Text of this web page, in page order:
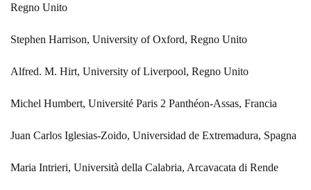
Regno Unito
Stephen Harrison, University of Oxford, Regno Unito
Alfred. M. Hirt, University of Liverpool, Regno Unito
Michel Humbert, Université Paris 2 Panthéon-Assas, Francia
Juan Carlos Iglesias-Zoido, Universidad de Extremadura, Spagna
Maria Intrieri, Università della Calabria, Arcavacata di Rende